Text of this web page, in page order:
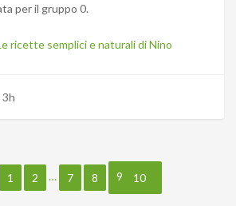
per il gruppo 0.
ricette semplici e naturali di Nino
3h
1 2 … 7 8 9 10